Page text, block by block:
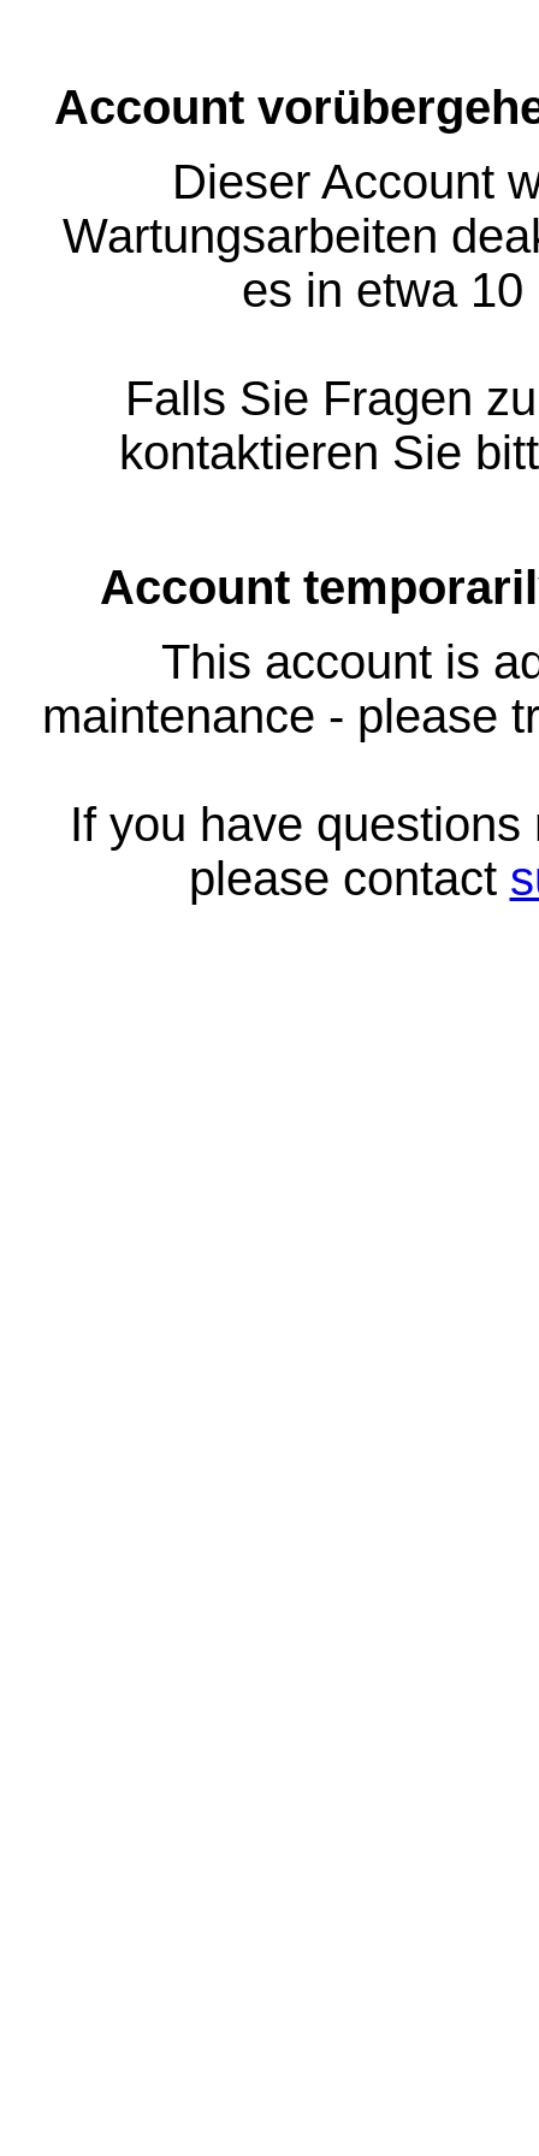
Account
Dieser Account
Wartungsarbeiten
es in etwa
Falls Sie Fragen
kontaktieren Sie
Account
This account is
maintenance - please
If you have
please contact